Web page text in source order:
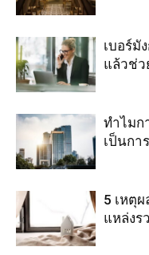
เบอร์มั
แล้วช่ว
ทำไมก
เป็นกา
5 เหตุ
แหล่งร